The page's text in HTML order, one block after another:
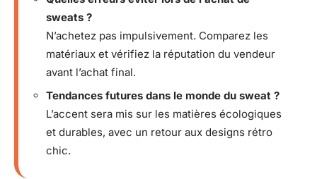
sweats ?
N’achetez pas impulsivement. Comparez les
matériaux et vérifiez la réputation du vendeur
avant l’achat final.
Tendances futures dans le monde du sweat ?
L’accent sera mis sur les matières écologiques
et durables, avec un retour aux designs rétro
chic.